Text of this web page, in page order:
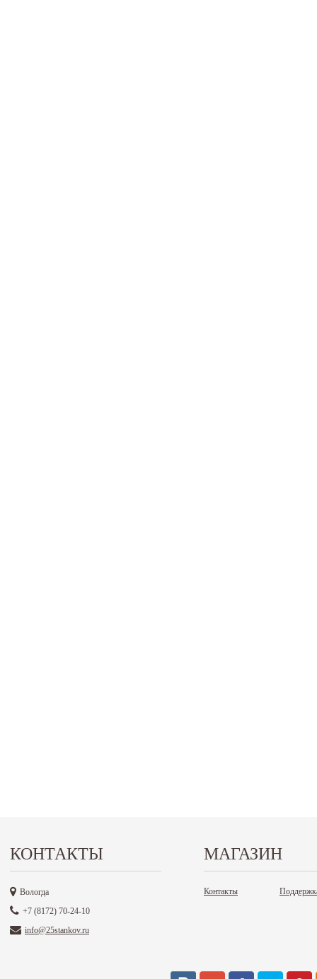
КОНТАКТЫ
Вологда
+7 (8172) 70-24-10
info@25stankov.ru
МАГАЗИН
Контакты